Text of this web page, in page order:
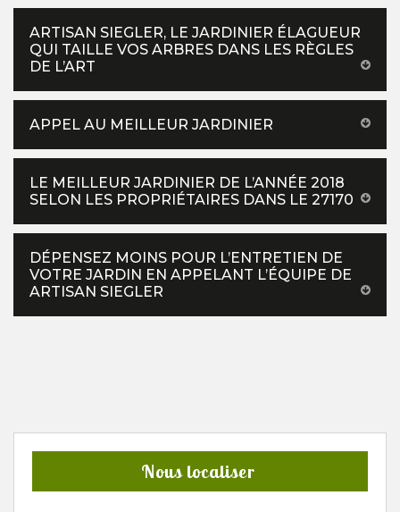
ARTISAN SIEGLER, LE JARDINIER ÉLAGUEUR
QUI TAILLE VOS ARBRES DANS LES RÈGLES
DE L’ART
APPEL AU MEILLEUR JARDINIER
LE MEILLEUR JARDINIER DE L’ANNÉE 2018
SELON LES PROPRIÉTAIRES DANS LE 27170
DÉPENSEZ MOINS POUR L’ENTRETIEN DE
VOTRE JARDIN EN APPELANT L’ÉQUIPE DE
ARTISAN SIEGLER
Nous localiser